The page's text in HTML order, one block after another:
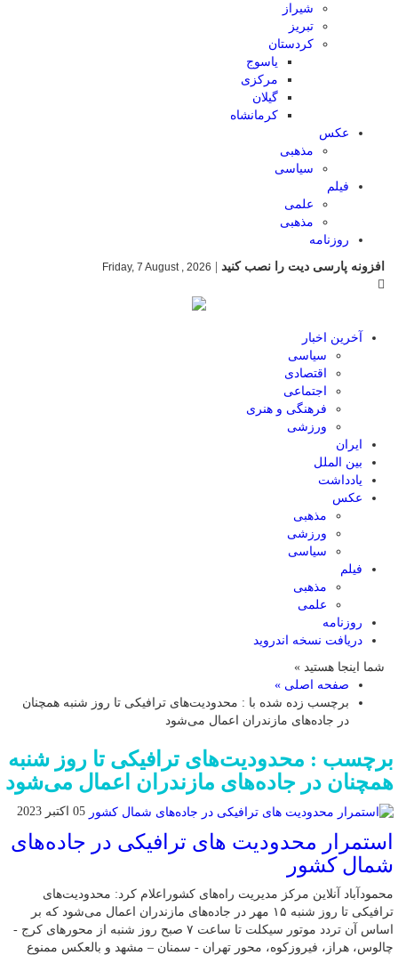
شیراز
تبریز
کردستان
یاسوج
مرکزی
گیلان
کرمانشاه
عکس
مذهبی
سیاسی
فیلم
علمی
مذهبی
روزنامه
افزونه پارسی دیت را نصب کنید
Friday, 7 August , 2026
آخرین اخبار
سیاسی
اقتصادی
اجتماعی
فرهنگی و هنری
ورزشی
ایران
بین الملل
یادداشت
عکس
مذهبی
ورزشی
سیاسی
فیلم
مذهبی
علمی
روزنامه
دریافت نسخه اندروید
شما اینجا هستید »
صفحه اصلی »
برچسب زده شده با : محدودیت‌های ترافیکی تا روز شنبه همچنان
در جاده‌های مازندران اعمال می‌شود
برچسب : محدودیت‌های ترافیکی تا روز شنبه
همچنان در جاده‌های مازندران اعمال می‌شود
05 اکتبر 2023
استمرار محدودیت های ترافیکی در جاده‌های
شمال کشور
محمودآباد آنلاین مرکز مدیریت راه‌های کشوراعلام کرد: محدودیت‌های
ترافیکی تا روز شنبه ۱۵ مهر در جاده‌های مازندران اعمال می‌شود که بر
اساس آن تردد موتور سیکلت تا ساعت ۷ صبح روز شنبه از محور‌های کرج -
چالوس، هراز، فیروزکوه، محور تهران - سمنان – مشهد و بالعکس ممنوع